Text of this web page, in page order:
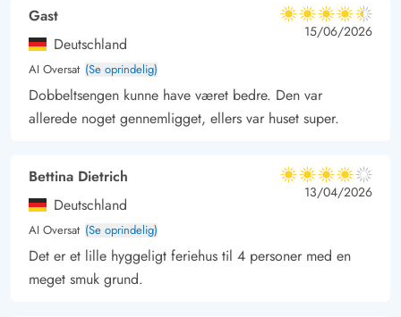
Gast
Deutschland
AI Oversat (Se oprindelig)
4.5 ud af 5
4.5 ud af 5
4.5 out of 5
15/06/2026
Dobbeltsengen kunne have været bedre. Den var
allerede noget gennemligget, ellers var huset super.
Bettina Dietrich
Deutschland
AI Oversat (Se oprindelig)
4 ud af 5
4 ud af 5
4 out of 5
13/04/2026
Det er et lille hyggeligt feriehus til 4 personer med en
meget smuk grund.